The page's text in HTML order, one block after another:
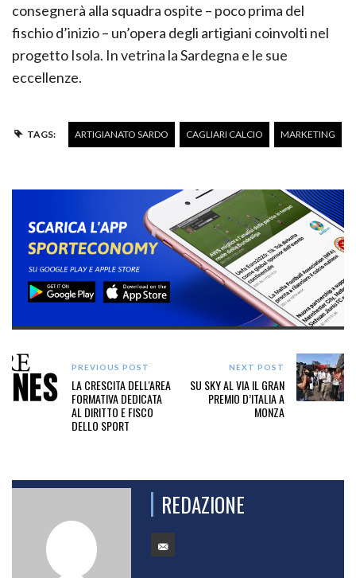
consegnerà alla squadra ospite – poco prima del
fischio d’inizio – un’opera degli artigiani coinvolti nel
progetto Isola. In vetrina la Sardegna e le sue
eccellenze.
TAGS: ARTIGIANATO SARDO CAGLIARI CALCIO MARKETING
PREVIOUS POST
LA CRESCITA DELL'AREA
FORMATIVA DEDICATA
AL DIRITTO E FISCO
DELLO SPORT
NEXT POST
SU SKY AL VIA IL GRAN
PREMIO D’ITALIA A
MONZA
REDAZIONE